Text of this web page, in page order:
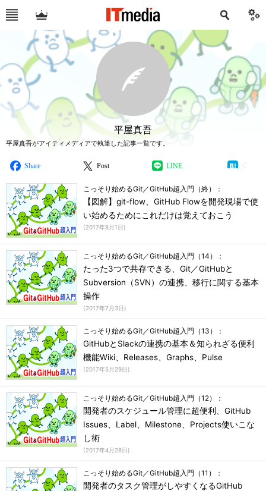
平屋真吾
平屋真吾がアイティメディアで執筆した記事一覧です。
Share Post LINE
こっそり始めるGit／GitHub超入門（終）：
【図解】git-flow、GitHub Flowを開発現場で使
い始めるためにこれだけは覚えておこう
(2017年8月1日)
こっそり始めるGit／GitHub超入門（14）：
たった3つで共存できる、Git／GitHubと
Subversion（SVN）の連携、移行に関する基本
操作
(2017年7月3日)
こっそり始めるGit／GitHub超入門（13）：
GitHubとSlackの連携の基本＆知られざる便利
機能Wiki、Releases、Graphs、Pulse
(2017年5月29日)
こっそり始めるGit／GitHub超入門（12）：
開発者のスケジュール管理に超便利、GitHub
Issues、Label、Milestone、Projects使いこな
し術
(2017年4月28日)
こっそり始めるGit／GitHub超入門（11）：
開発者のタスク管理がしやすくなるGitHub